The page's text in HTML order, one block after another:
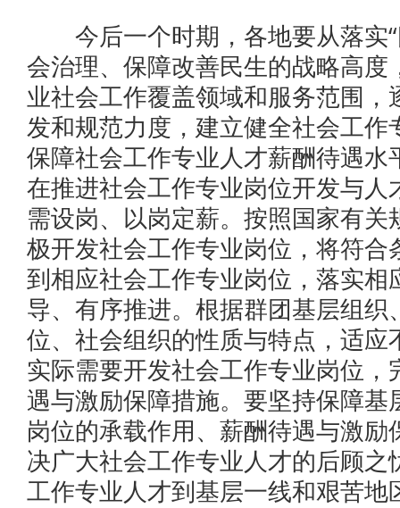
今后一个时期，各地要从落实“
会治理、保障改善民生的战略高
业社会工作覆盖领域和服务范围
发和规范力度，建立健全社会工
保障社会工作专业人才薪酬待遇
在推进社会工作专业岗位开发与
需设岗、以岗定薪。按照国家有
极开发社会工作专业岗位，将符
到相应社会工作专业岗位，落实
导、有序推进。根据群团基层组
位、社会组织的性质与特点，适
实际需要开发社会工作专业岗位
遇与激励保障措施。要坚持保障
岗位的承载作用、薪酬待遇与激
决广大社会工作专业人才的后顾
工作专业人才到基层一线和艰苦地